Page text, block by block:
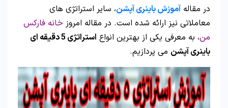
در مقاله آموزش باینری آپشن، سایر استراتژی های
معاملاتی نیز ارائه شده است. در مقاله امروز خانه فارکس
من، به معرفی یکی از بهترین انواع
استراتژی 5 دقیقه ای
باینری آپشن می پردازیم.